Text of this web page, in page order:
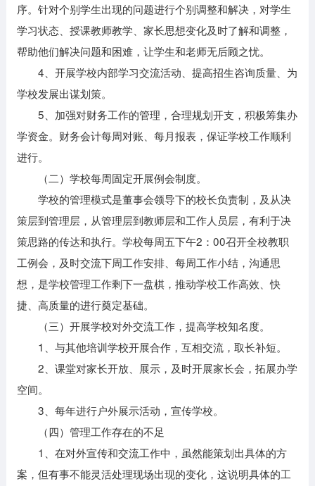
序。针对个别学生出现的问题进行个别调整和解决，对学生
学习状态、授课教师教学、家长思想变化及时了解和调整，
帮助他们解决问题和困难，让学生和老师无后顾之忧。
4、开展学校内部学习交流活动、提高招生咨询质量、为
学校发展出谋划策。
5、加强对财务工作的管理，合理规划开支，积极筹集办
学资金。财务会计每周对账、每月报表，保证学校工作顺利
进行。
（二）学校每周固定开展例会制度。
学校的管理模式是董事会领导下的校长负责制，及从决
策层到管理层，从管理层到教师层和工作人员层，有利于决
策思路的传达和执行。学校每周五下午2：00召开全校教职
工例会，及时交流下周工作安排、每周工作小结，沟通思
想，是学校管理工作剩下一盘棋，推动学校工作高效、快
捷、高质量的进行奠定基础。
（三）开展学校对外交流工作，提高学校知名度。
1、与其他培训学校开展合作，互相交流，取长补短。
2、课堂对家长开放、展示，及时开展家长会，拓展办学
空间。
3、每年进行户外展示活动，宣传学校。
（四）管理工作存在的不足
1、在对外宣传和交流工作中，虽然能策划出具体的方
案，但有事不能灵活处理现场出现的变化，这说明具体的工